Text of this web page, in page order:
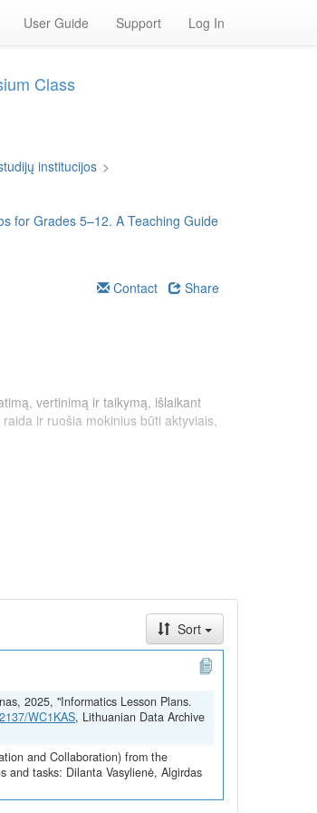
User Guide Support Log In
Class
institucijos >
for Grades 5–12. A Teaching Guide
Contact Share
vertinimą ir taikymą, išlaikant
ir ruošia mokinius būti aktyviais,
ekonomikos gaivinimo ir atsparumo
lėšomis.
technologies and
Sort
2025, "Informatics Lesson Plans.
WC1KAS, Lithuanian Data Archive
and Collaboration) from the
and tasks: Dilanta Vasylienė, Algirdas